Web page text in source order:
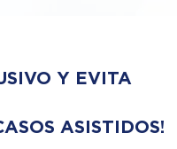
Y EVITA
ASISTIDOS!